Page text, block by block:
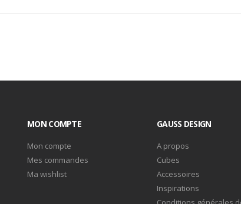
MON COMPTE
Mon compte
Mes commandes
Ma wishlist
GAUSS DESIGN
A propos
Cubes
Accessoires
Inspirations